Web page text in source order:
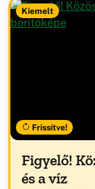
Kiemelt
Frissítve!
Figyelő!
és a víz